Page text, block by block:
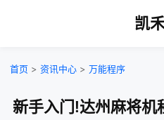
凯
首页 > 资讯中心 > 万能程序
新手入门!达州麻将机